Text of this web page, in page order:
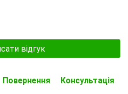
відгук
Повернення Консультація